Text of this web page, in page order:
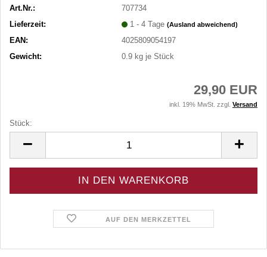
Art.Nr.:
707734
Lieferzeit:
1 - 4 Tage(Ausland abweichend)
EAN:
4025809054197
Gewicht:
0.9 kg je Stück
29,90 EUR
inkl. 19% MwSt. zzgl. Versand
Stück:
AUF DEN MERKZETTEL